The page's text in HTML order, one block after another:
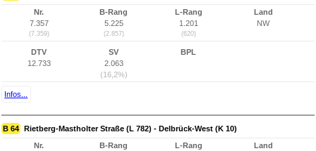
Nr.
7.357
(7.359)
B-Rang
5.225
(2.857)
L-Rang
1.201
(620)
Land
NW
DTV
12.733
SV
2.063
(16,2%)
BPL
Infos...
B 64 Rietberg-Mastholter Straße (L 782) - Delbrück-West (K 10)
Nr.
B-Rang
L-Rang
Land